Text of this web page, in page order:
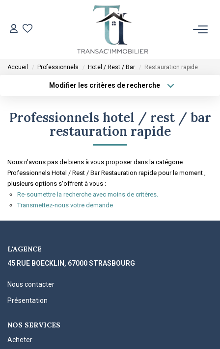
ACCUEIL
ESTIMATION
L'AGENCE
CONTACT
Accueil Professionnels Hotel / Rest / Bar Restauration rapide
Modifier les critères de recherche
Type de bien
Surface min
Créer une alerte
Professionnels hotel / rest / bar
restauration rapide
Nous n'avons pas de biens à vous proposer dans la catégorie
Professionnels Hotel / Rest / Bar Restauration rapide pour le moment ,
plusieurs options s'offrent à vous :
Re-soumettre la recherche avec moins de critères.
Transmettez-nous votre demande
L'AGENCE
45 RUE BOECKLIN, 67000 STRASBOURG
Nous contacter
Présentation
NOS SERVICES
Acheter